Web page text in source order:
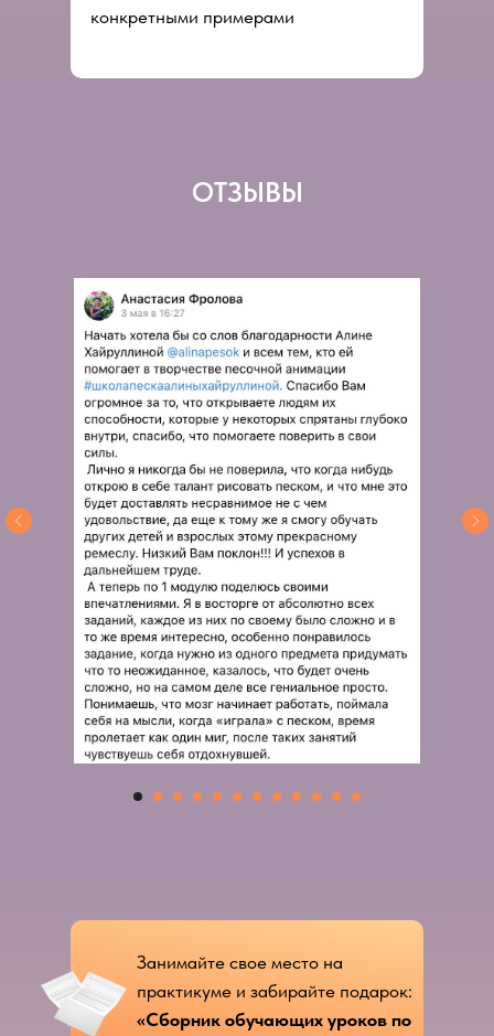
конкретными примерами
ОТЗЫВЫ
Занимайте свое место на
практикуме и забирайте подарок:
«Сборник обучающих уроков по